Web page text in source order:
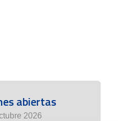
abiertas
2026